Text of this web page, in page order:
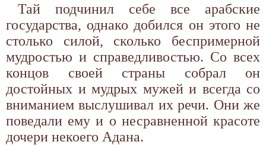
Тай подчинил себе все арабские
государства, однако добился он этого не
столько силой, сколько беспримерной
мудростью и справедливостью. Со всех
концов своей страны собрал он
достойных и мудрых мужей и всегда со
вниманием выслушивал их речи. Они же
поведали ему и о несравненной красоте
дочери некоего Адана.